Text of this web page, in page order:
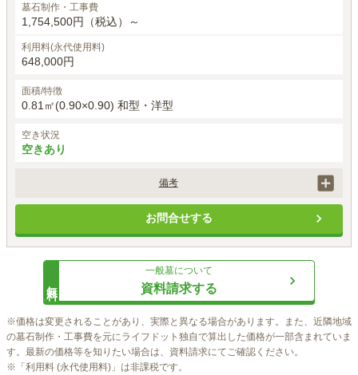
墓石制作・工事費
1,754,500円（税込）～
利用料(永代使用料)
648,000円
面積/特徴
0.81㎡(0.90×0.90) 和型・洋型
空き状況
空きあり
備考
墓石工事代には、基本彫刻料（家名・家紋等）が含まれます。
お問合せする
一般墓について
資料請求する
※価格は変更されることがあり、実際と異なる場合があります。また、近隣地域
の墓石制作・工事費を元にライフドット独自で算出した価格が一部含まれていま
す。最新の価格等を知りたい場合は、資料請求にてご確認ください。
※「利用料 (永代使用料)」は非課税です。